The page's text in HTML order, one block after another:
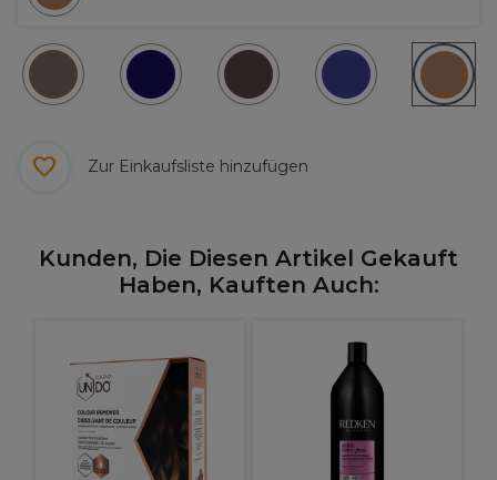
Zur Einkaufsliste hinzufügen
Kunden, Die Diesen Artikel Gekauft
Haben, Kauften Auch: